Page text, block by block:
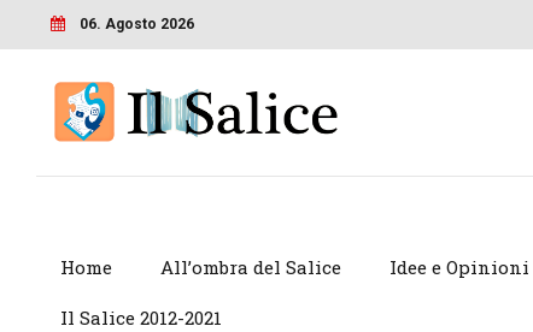
06. Agosto 2026
Home All’ombra del Salice Idee e Opinioni
Il Salice 2012-2021